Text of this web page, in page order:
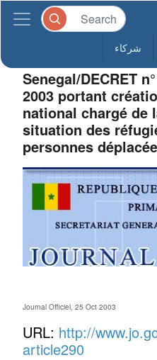
شركاء
Senegal/DECRET
2003 portant
national chargé de
situation des
personnes
Journal Officiel, 25 Oct 2003
URL: http://
article290